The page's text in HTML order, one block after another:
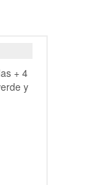
+ 4
y